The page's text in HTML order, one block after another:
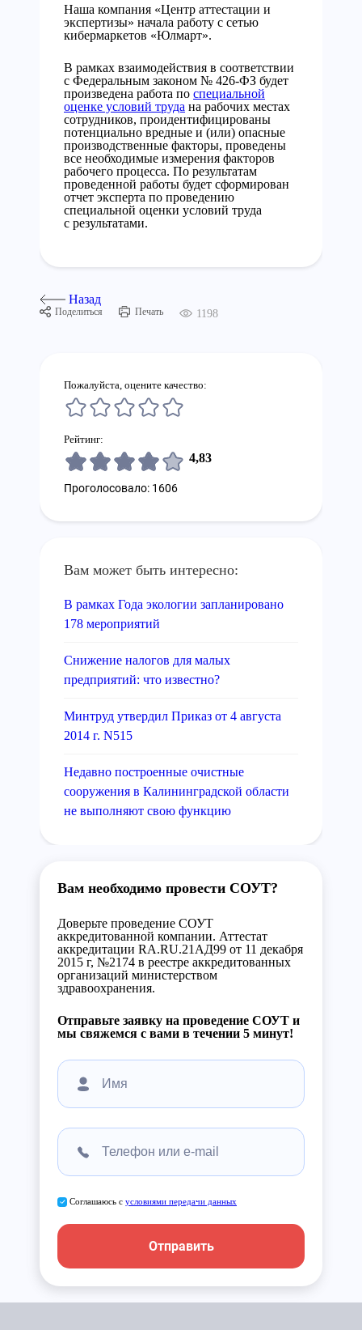
Наша компания «Центр аттестации и
экспертизы» начала работу с сетью
кибермаркетов «Юлмарт».
В рамках взаимодействия в соответствии
с Федеральным законом № 426-ФЗ будет
произведена работа по специальной
оценке условий труда на рабочих местах
сотрудников, проидентифицированы
потенциально вредные и (или) опасные
производственные факторы, проведены
все необходимые измерения факторов
рабочего процесса. По результатам
проведенной работы будет сформирован
отчет эксперта по проведению
специальной оценки условий труда
с результатами.
Назад
Поделиться Печать 1198
Пожалуйста, оцените качество:
Рейтинг:
4,83
Проголосовало: 1606
Вам может быть интересно:
В рамках Года экологии запланировано
178 мероприятий
Снижение налогов для малых
предприятий: что известно?
Минтруд утвердил Приказ от 4 августа
2014 г. N515
Недавно построенные очистные
сооружения в Калининградской области
не выполняют свою функцию
Вам необходимо провести СОУТ?
Доверьте проведение СОУТ
аккредитованной компании. Аттестат
аккредитации RA.RU.21АД99 от 11 декабря
2015 г, №2174 в реестре аккредитованных
организаций министерством
здравоохранения.
Отправьте заявку на проведение СОУТ и
мы свяжемся с вами в течении 5 минут!
Соглашаюсь с условиями передачи данных
Отправить